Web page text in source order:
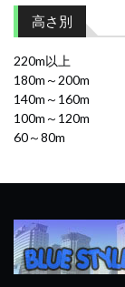
高さ別
220m以上
180m～200m
140m～160m
100m～120m
60～80m